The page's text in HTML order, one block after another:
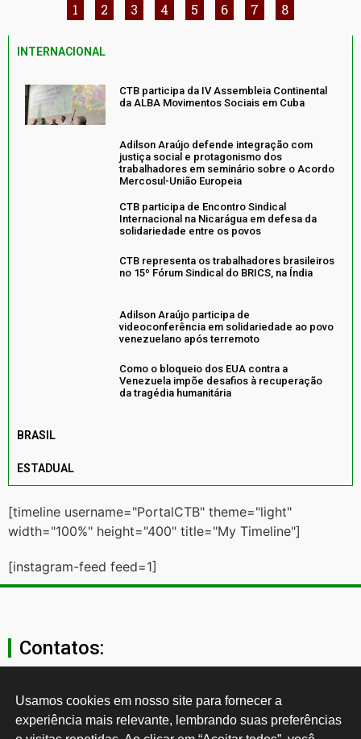
1 2 3 4 5 6 7 8
INTERNACIONAL
CTB participa da IV Assembleia Continental
da ALBA Movimentos Sociais em Cuba
Adilson Araújo defende integração com
justiça social e protagonismo dos
trabalhadores em seminário sobre o Acordo
Mercosul-União Europeia
CTB participa de Encontro Sindical
Internacional na Nicarágua em defesa da
solidariedade entre os povos
CTB representa os trabalhadores brasileiros
no 15º Fórum Sindical do BRICS, na Índia
Adilson Araújo participa de
videoconferência em solidariedade ao povo
venezuelano após terremoto
Como o bloqueio dos EUA contra a
Venezuela impõe desafios à recuperação
da tragédia humanitária
BRASIL
ESTADUAL
[timeline username="PortalCTB" theme="light"
width="100%" height="400" title="My Timeline"]
[instagram-feed feed=1]
Contatos:
secgeral@ctb.org.br
11 3874-0040
Usamos cookies em nosso site para fornecer a
experiência mais relevante, lembrando suas preferências